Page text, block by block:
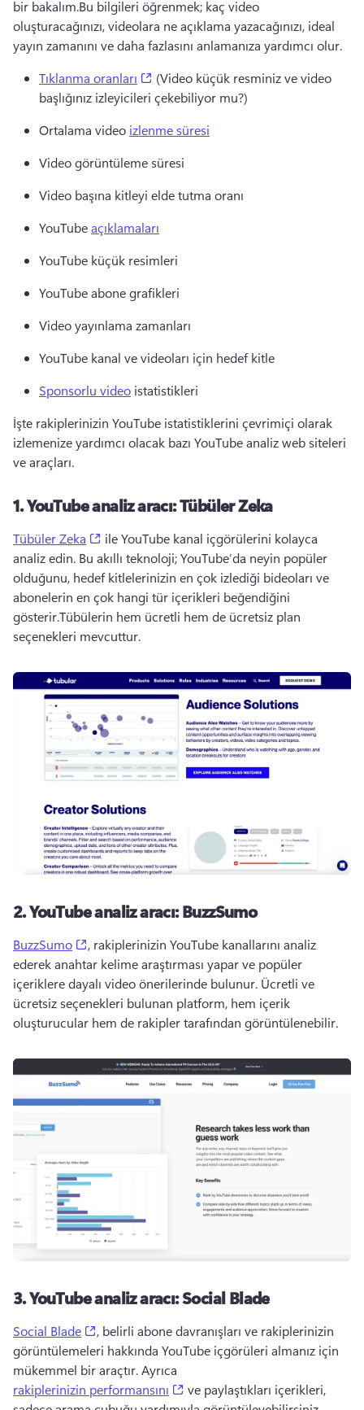
bir bakalım.Bu bilgileri öğrenmek; kaç video
oluşturacağınızı, videolara ne açıklama yazacağınızı, ideal
yayın zamanını ve daha fazlasını anlamanıza yardımcı olur.
Tıklanma oranları
(opens in a new tab)
(Video küçük resminiz ve video
başlığınız izleyicileri çekebiliyor mu?)
Ortalama video izlenme süresi
Video görüntüleme süresi
Video başına kitleyi elde tutma oranı
YouTube açıklamaları
YouTube küçük resimleri
YouTube abone grafikleri
Video yayınlama zamanları
YouTube kanal ve videoları için hedef kitle
Sponsorlu video istatistikleri
İşte rakiplerinizin YouTube istatistiklerini çevrimiçi olarak
izlemenize yardımcı olacak bazı YouTube analiz web siteleri
ve araçları.
1.YouTube analiz aracı: Tübüler Zeka
Tübüler Zeka (opens in a new tab)
ile YouTube kanal içgörülerini kolayca
analiz edin. Bu akıllı teknoloji; YouTube’da neyin popüler
olduğunu, hedef kitlelerinizin en çok izlediği bideoları ve
abonelerin en çok hangi tür içerikleri beğendiğini
gösterir.Tübülerin hem ücretli hem de ücretsiz plan
seçenekleri mevcuttur.
2.YouTube analiz aracı: BuzzSumo
BuzzSumo (opens in a new tab)
, rakiplerinizin YouTube kanallarını analiz
ederek anahtar kelime araştırması yapar ve popüler
içeriklere dayalı video önerilerinde bulunur. Ücretli ve
ücretsiz seçenekleri bulunan platform, hem içerik
oluşturucular hem de rakipler tarafından görüntülenebilir.
3.YouTube analiz aracı: Social Blade
Social Blade (opens in a new tab)
, belirli abone davranışları ve rakiplerinizin
görüntülemeleri hakkında YouTube içgörüleri almanız için
mükemmel bir araçtır. Ayrıca
rakiplerinizin performansını
(opens in a new tab)
ve paylaştıkları içerikleri,